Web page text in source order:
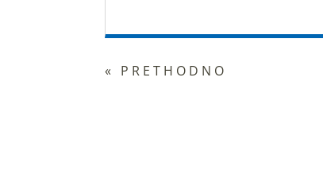
« PRETHODNO